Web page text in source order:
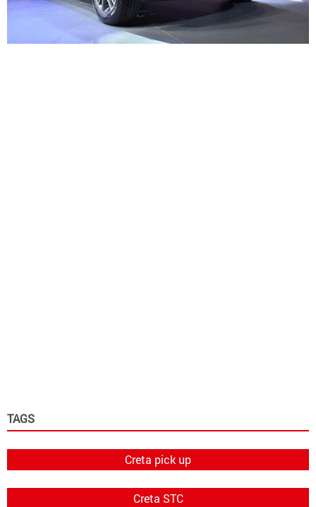
TAGS
Creta pick up
Creta STC